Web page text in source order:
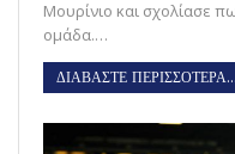
Μουρίνιο και σχολίασε
ομάδα.…
ΔΙΑΒΑΣΤΕ ΠΕΡΙΣΣΟΤΕΡΑ...